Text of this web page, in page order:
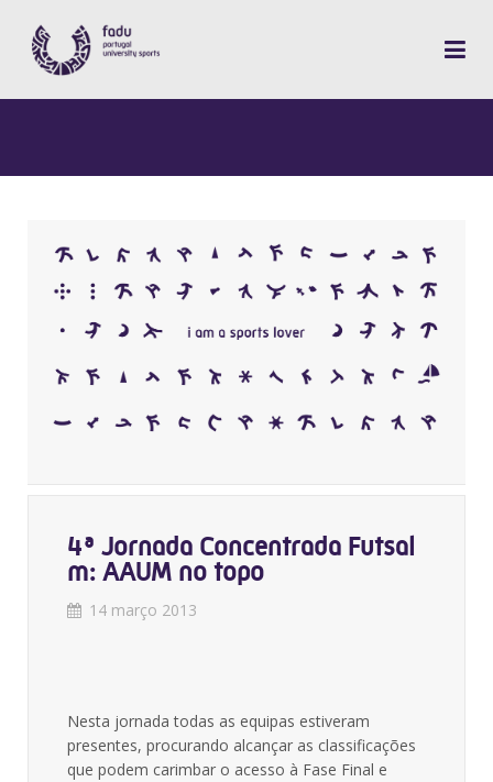
4ª Jornada Concentrada Futsal
m: AAUM no topo
14 março 2013
Nesta jornada todas as equipas estiveram
presentes, procurando alcançar as classificações
que podem carimbar o acesso à Fase Final e